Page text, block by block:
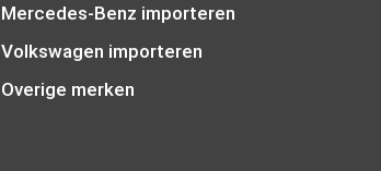
Mercedes-Benz importeren
Volkswagen importeren
Overige merken